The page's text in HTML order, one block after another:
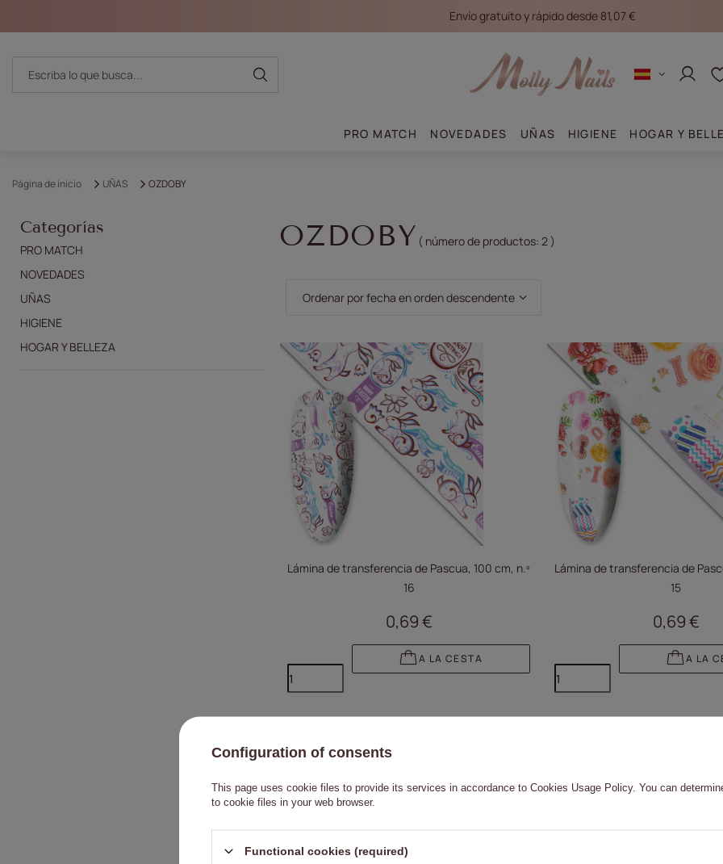
Envío gratuito y rápido desde 81,07 €
PRO MATCH NOVEDADES UÑAS HIGIENE HOGAR Y
Página de inicio UÑAS OZDOBY
Categorías
PRO MATCH
NOVEDADES
UÑAS
HIGIENE
HOGAR Y BELLEZA
OZDOBY ( número de productos: 2)
Cambiar la clasificación
Ordenar por fecha en orden descendente
Lámina de transferencia de Pascua, 100 cm, n.º
16
0,69 €
A LA CESTA
Lámina de transferencia de
15
0,69 €
A LA
Haga clic para añadir
Configuration of consents
This page uses cookie files to provide its services in accordance to Cookies Usage Policy. You can
to cookie files in your web browser.
Functional cookies (required)